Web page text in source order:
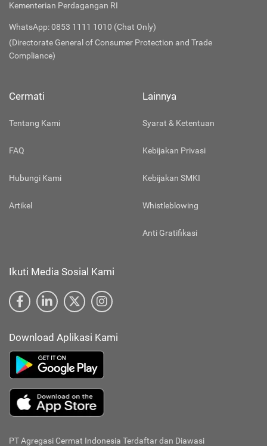
Kementerian Perdagangan RI
WhatsApp: 0853 1111 1010 (Chat Only)
(Directorate General of Consumer Protection and Trade
Compliance)
Cermati
Tentang Kami
FAQ
Hubungi Kami
Artikel
Lainnya
Syarat & Ketentuan
Kebijakan Privasi
Kebijakan SMKI
Whistleblowing
Anti Gratifikasi
Ikuti Media Sosial Kami
Download Aplikasi Kami
PT Agregasi Cermat Indonesia Terdaftar dan Diawasi